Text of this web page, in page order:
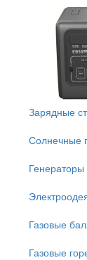
Зарядные
Солнечные
Генераторы
Газовые
Газовые